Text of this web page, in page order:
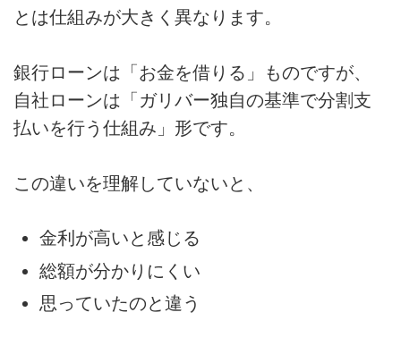
とは仕組みが大きく異なります。
銀行ローンは「お金を借りる」ものですが、
自社ローンは「ガリバー独自の基準で分割支
払いを行う仕組み」形です。
この違いを理解していないと、
金利が高いと感じる
総額が分かりにくい
思っていたのと違う